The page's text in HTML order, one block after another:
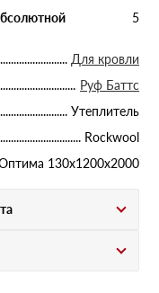
5
Для кровли
Руф Баттс
Утеплитель
Rockwool
130х1200х2000